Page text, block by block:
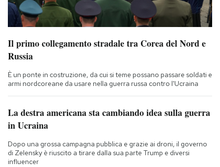
Il primo collegamento stradale tra Corea del Nord e
Russia
È un ponte in costruzione, da cui si teme possano passare soldati e
armi nordcoreane da usare nella guerra russa contro l'Ucraina
La destra americana sta cambiando idea sulla guerra
in Ucraina
Dopo una grossa campagna pubblica e grazie ai droni, il governo
di Zelensky è riuscito a tirare dalla sua parte Trump e diversi
influencer